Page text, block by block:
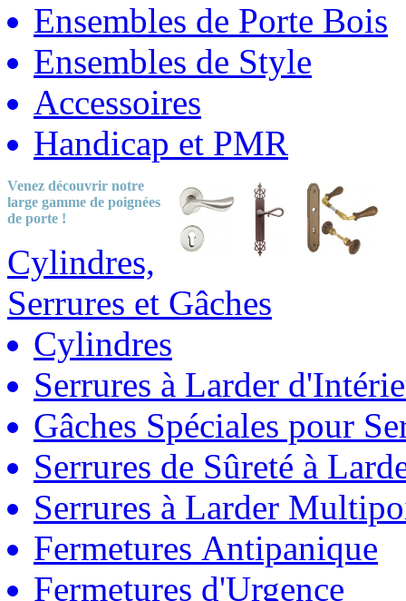
Ensembles de Porte Bois
Ensembles de Style
Accessoires
Handicap et PMR
Venez découvrir notre
large gamme de poignées
de porte !
Cylindres,
Serrures et Gâches
Cylindres
Serrures à Larder
Gâches Spéciales pour
Serrures de Sûreté à
Serrures à Larder
Fermetures Antipanique
Fermetures d'Urgence